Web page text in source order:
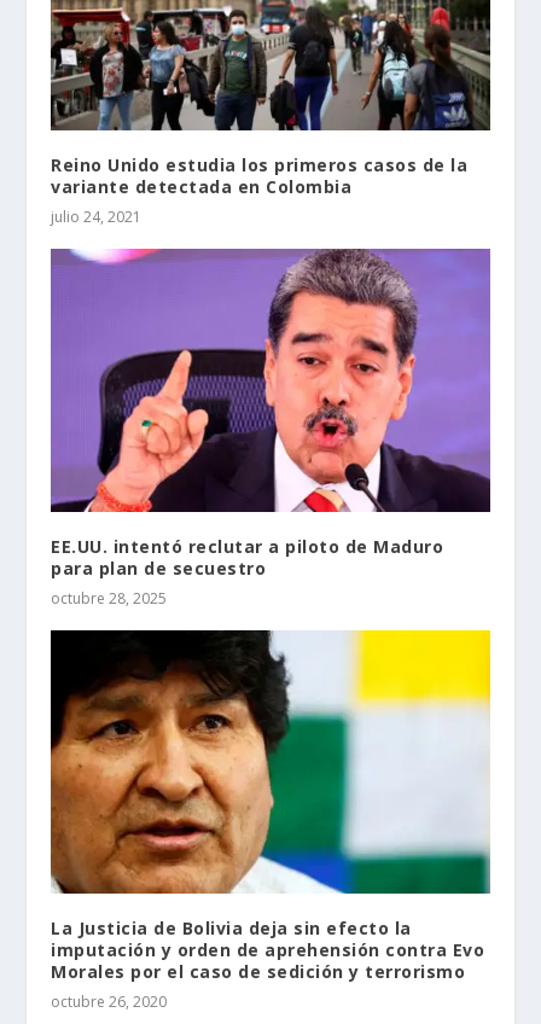
Reino Unido estudia los primeros casos de la
variante detectada en Colombia
julio 24, 2021
EE.UU. intentó reclutar a piloto de Maduro
para plan de secuestro
octubre 28, 2025
La Justicia de Bolivia deja sin efecto la
imputación y orden de aprehensión contra Evo
Morales por el caso de sedición y terrorismo
octubre 26, 2020